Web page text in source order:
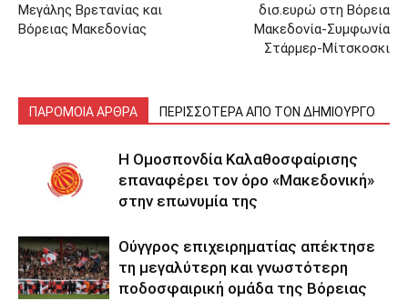
Μεγάλης Βρετανίας και
Βόρειας Μακεδονίας
δισ.ευρώ στη Βόρεια
Μακεδονία-Συμφωνία
Στάρμερ-Μίτσκοσκι
ΠΑΡΟΜΟΙΑ ΑΡΘΡΑ ΠΕΡΙΣΣΟΤΕΡΑ ΑΠΟ ΤΟΝ ΔΗΜΙΟΥΡΓΟ
Η Ομοσπονδία Καλαθοσφαίρισης
επαναφέρει τον όρο «Μακεδονική»
στην επωνυμία της
Ούγγρος επιχειρηματίας απέκτησε
τη μεγαλύτερη και γνωστότερη
ποδοσφαιρική ομάδα της Βόρειας